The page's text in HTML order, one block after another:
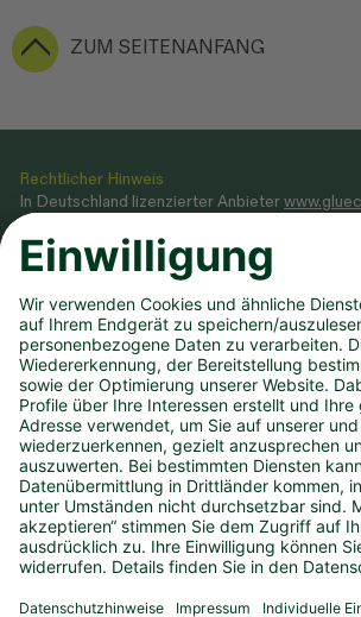
ZUM SEITENANFANG
Hilfreiche Links
Downloads
Newsletter
Annahmestelle finden
Spielsperre
Dauertipp kündigen
Infos zum DLTB
Karriere
Rechtlicher Hinweis
In Deutschland lizenzierter Anbieter
Veranstaltung von Glücksspielen gemäß
2021, dessen Ausführungsgesetz sowie
das
Ministerium des Innern NRW
Teilnahme ab 18 Jahren. Glücksspiel kann
Beratung unter BIÖG 0800 1372700
dein-spiel.de.